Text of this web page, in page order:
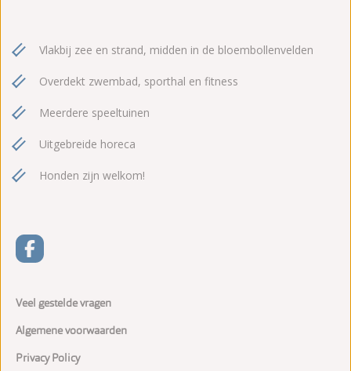
Vlakbij zee en strand, midden in de bloembollenvelden
Overdekt zwembad, sporthal en fitness
Meerdere speeltuinen
Uitgebreide horeca
Honden zijn welkom!
Veel gestelde vragen
Algemene voorwaarden
Privacy Policy